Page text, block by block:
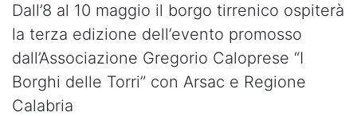
Dall’8 al 10 maggio il borgo tirrenico ospiterà
la terza edizione dell’evento promosso
dall’Associazione Gregorio Caloprese “I
Borghi delle Torri” con Arsac e Regione
Calabria